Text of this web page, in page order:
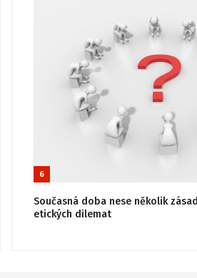
6
Současná doba nese několik
etických dilemat